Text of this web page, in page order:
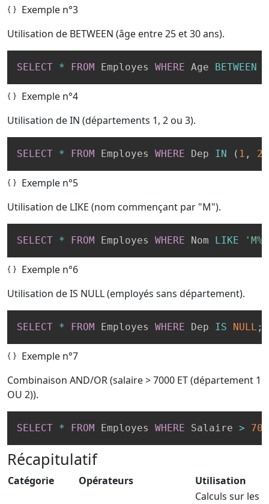
Exemple n°3
Utilisation de BETWEEN (âge entre 25 et 30 ans).
SELECT * FROM Employes WHERE Age BETWEEN
Exemple n°4
Utilisation de IN (départements 1, 2 ou 3).
SELECT * FROM Employes WHERE Dep IN ( 1 , 2
Exemple n°5
Utilisation de LIKE (nom commençant par "M").
SELECT * FROM Employes WHERE Nom LIKE 'M%'
Exemple n°6
Utilisation de IS NULL (employés sans département).
SELECT * FROM Employes WHERE Dep IS NULL ;
Exemple n°7
Combinaison AND/OR (salaire > 7000 ET (département 1
OU 2)).
SELECT * FROM Employes WHERE Salaire >
Récapitulatif
Catégorie Opérateurs Utilisation
Calculs sur les